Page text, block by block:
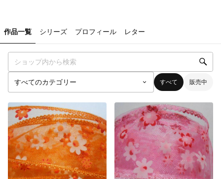
作品一覧 シリーズ プロフィール レター
すべて 販売中